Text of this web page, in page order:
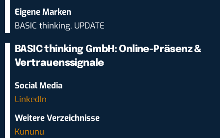
Eigene Marken
BASIC thinking, UPDATE
BASIC thinking GmbH: Online-Präsenz &
Vertrauenssignale
Social Media
LinkedIn
Weitere Verzeichnisse
Kununu